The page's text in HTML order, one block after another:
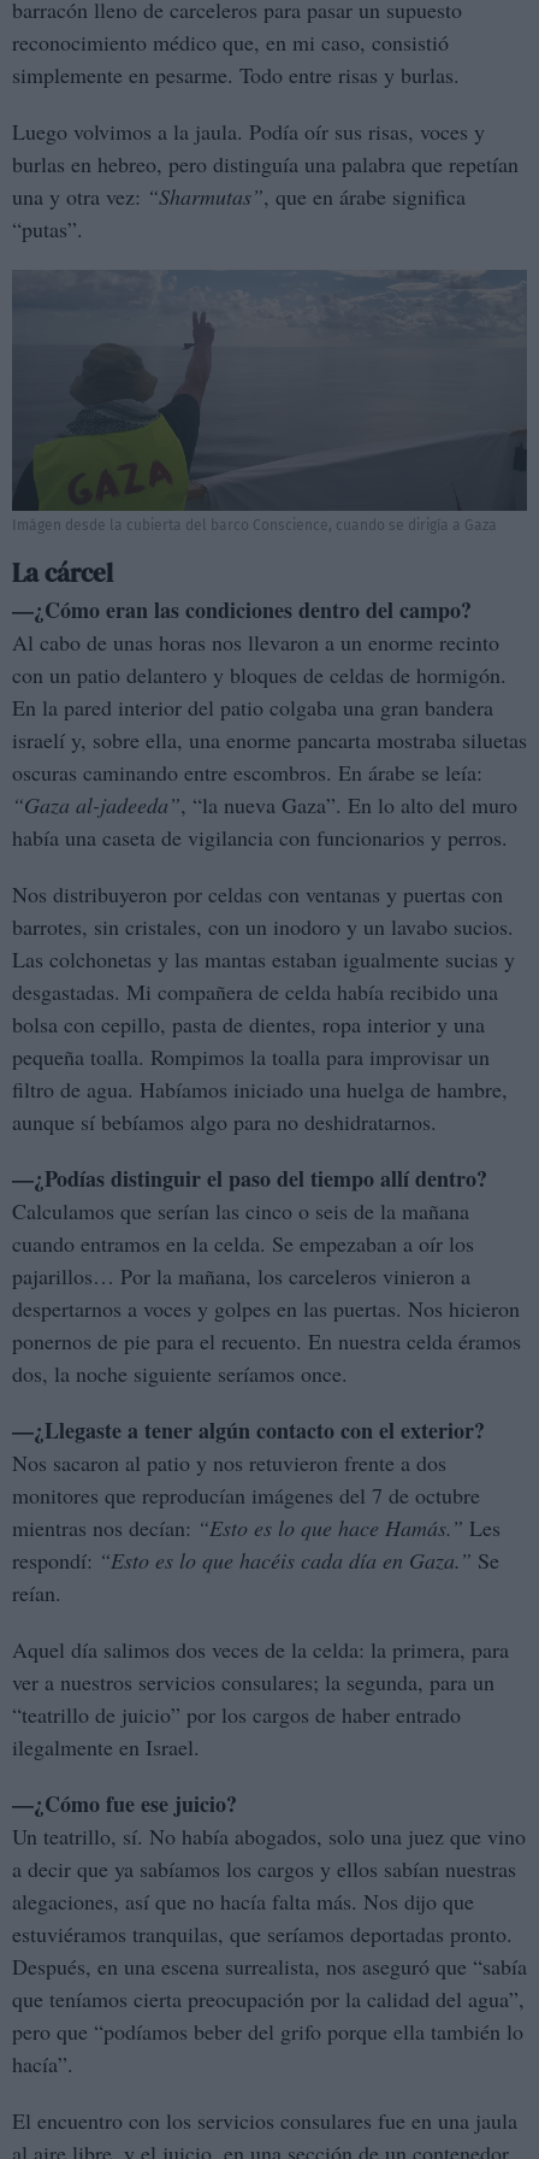
barracón lleno de carceleros para pasar un supuesto
reconocimiento médico que, en mi caso, consistió
simplemente en pesarme. Todo entre risas y burlas.
Luego volvimos a la jaula. Podía oír sus risas, voces y
burlas en hebreo, pero distinguía una palabra que repetían
una y otra vez: “Sharmutas”, que en árabe significa
“putas”.
Imágen desde la cubierta del barco Conscience, cuando se dirigía a Gaza
La cárcel
—¿Cómo eran las condiciones dentro del campo?
Al cabo de unas horas nos llevaron a un enorme recinto
con un patio delantero y bloques de celdas de hormigón.
En la pared interior del patio colgaba una gran bandera
israelí y, sobre ella, una enorme pancarta mostraba siluetas
oscuras caminando entre escombros. En árabe se leía:
“Gaza al-jadeeda”, “la nueva Gaza”. En lo alto del muro
había una caseta de vigilancia con funcionarios y perros.
Nos distribuyeron por celdas con ventanas y puertas con
barrotes, sin cristales, con un inodoro y un lavabo sucios.
Las colchonetas y las mantas estaban igualmente sucias y
desgastadas. Mi compañera de celda había recibido una
bolsa con cepillo, pasta de dientes, ropa interior y una
pequeña toalla. Rompimos la toalla para improvisar un
filtro de agua. Habíamos iniciado una huelga de hambre,
aunque sí bebíamos algo para no deshidratarnos.
—¿Podías distinguir el paso del tiempo allí dentro?
Calculamos que serían las cinco o seis de la mañana
cuando entramos en la celda. Se empezaban a oír los
pajarillos… Por la mañana, los carceleros vinieron a
despertarnos a voces y golpes en las puertas. Nos hicieron
ponernos de pie para el recuento. En nuestra celda éramos
dos, la noche siguiente seríamos once.
—¿Llegaste a tener algún contacto con el exterior?
Nos sacaron al patio y nos retuvieron frente a dos
monitores que reproducían imágenes del 7 de octubre
mientras nos decían: “Esto es lo que hace Hamás.” Les
respondí: “Esto es lo que hacéis cada día en Gaza.” Se
reían.
Aquel día salimos dos veces de la celda: la primera, para
ver a nuestros servicios consulares; la segunda, para un
“teatrillo de juicio” por los cargos de haber entrado
ilegalmente en Israel.
—¿Cómo fue ese juicio?
Un teatrillo, sí. No había abogados, solo una juez que vino
a decir que ya sabíamos los cargos y ellos sabían nuestras
alegaciones, así que no hacía falta más. Nos dijo que
estuviéramos tranquilas, que seríamos deportadas pronto.
Después, en una escena surrealista, nos aseguró que “sabía
que teníamos cierta preocupación por la calidad del agua”,
pero que “podíamos beber del grifo porque ella también lo
hacía”.
El encuentro con los servicios consulares fue en una jaula
al aire libre, y el juicio, en una sección de un contenedor